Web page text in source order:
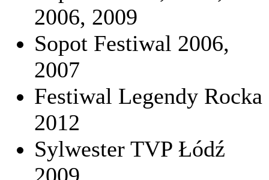
2006, 2009
Sopot Festiwal 2006,
2007
Festiwal Legendy Rocka
2012
Sylwester TVP Łódź